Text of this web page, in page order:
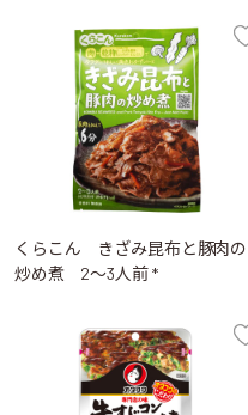
くらこん きざみ昆布と豚肉の
炒め煮 2～3人前 *